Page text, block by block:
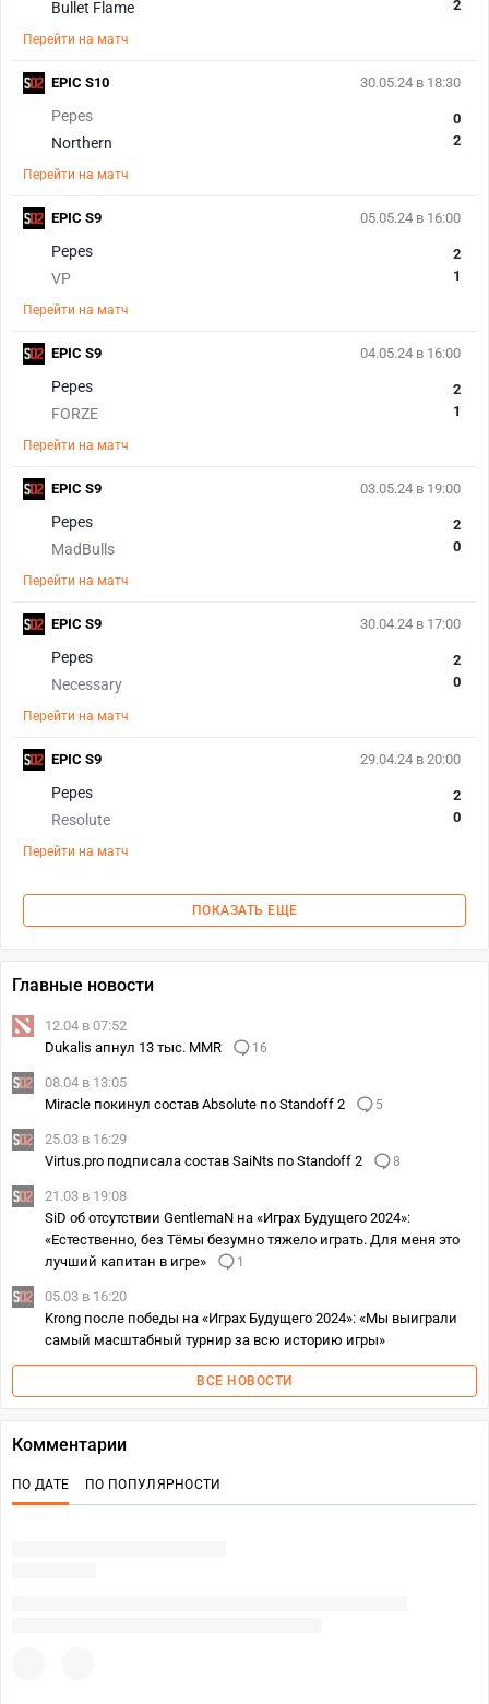
Bullet Flame 2
Перейти на матч
30.05.24 в 18:30
Pepes
Northern
0
2
Перейти на матч
EPIC S10
05.05.24 в 16:00
Pepes
VP
2
1
Перейти на матч
EPIC S9
04.05.24 в 16:00
Pepes
FORZE
2
1
Перейти на матч
EPIC S9
03.05.24 в 19:00
Pepes
MadBulls
2
0
Перейти на матч
EPIC S9
30.04.24 в 17:00
Pepes
Necessary
2
0
Перейти на матч
EPIC S9
29.04.24 в 20:00
Pepes
Resolute
2
0
Перейти на матч
EPIC S9
ПОКАЗАТЬ ЕЩЕ
Главные новости
12.04 в 07:52
Dukalis апнул 13 тыс. MMR
16
08.04 в 13:05
Miracle покинул состав Absolute по Standoff 2
5
25.03 в 16:29
Virtus.pro подписала состав SaiNts по Standoff 2
8
21.03 в 19:08
SiD об отсутствии GentlemaN на «Играх Будущего 2024»:
«Естественно, без Тёмы безумно тяжело играть. Для меня это
лучший капитан в игре»
1
05.03 в 16:20
Krong после победы на «Играх Будущего 2024»: «Мы выиграли
самый масштабный турнир за всю историю игры»
ВСЕ НОВОСТИ
Комментарии
ПО ДАТЕ ПО ПОПУЛЯРНОСТИ